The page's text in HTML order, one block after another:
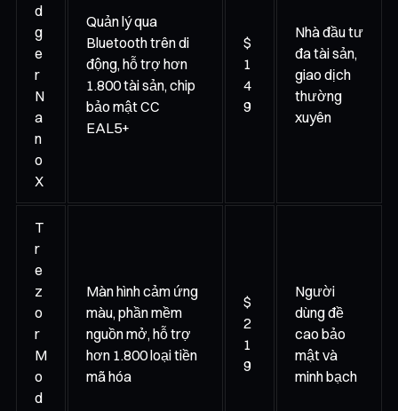
d
g
e
r
N
a
n
o
X
Quản lý qua
Bluetooth trên di
động, hỗ trợ hơn
1.800 tài sản, chip
bảo mật CC
EAL5+
$
1
4
9
Nhà đầu tư
đa tài sản,
giao dịch
thường
xuyên
T
r
e
z
o
r
M
o
d
Màn hình cảm ứng
màu, phần mềm
nguồn mở, hỗ trợ
hơn 1.800 loại tiền
mã hóa
$
2
1
9
Người
dùng đề
cao bảo
mật và
minh bạch